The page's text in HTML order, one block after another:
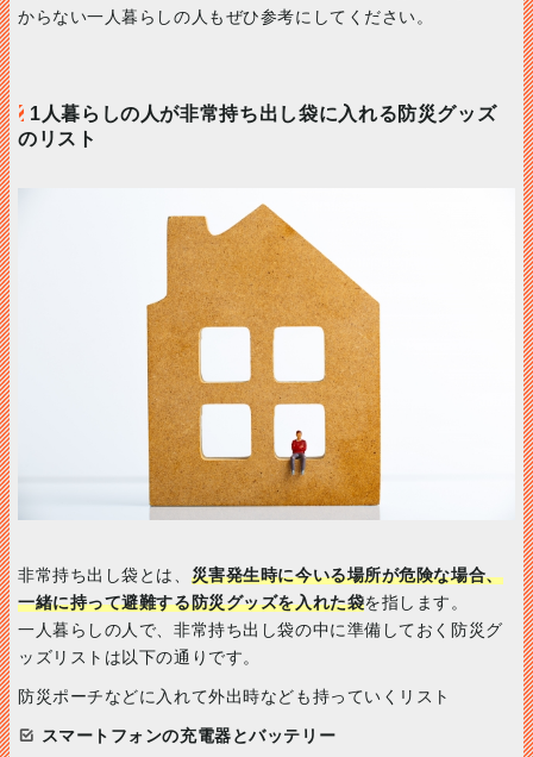
からない一人暮らしの人もぜひ参考にしてください。
1人暮らしの人が非常持ち出し袋に入れる防災グッズ
のリスト
非常持ち出し袋とは、 災害発生時に今いる場所が危険な場合、
一緒に持って避難する防災グッズを入れた袋を指します。
一人暮らしの人で、非常持ち出し袋の中に準備しておく防災グ
ッズリストは以下の通りです。
防災ポーチなどに入れて外出時なども持っていくリスト
スマートフォンの充電器とバッテリー